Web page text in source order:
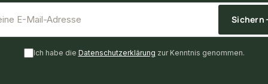
Sichern
Ich habe die Datenschutzerklärung zur Kenntnis genommen.